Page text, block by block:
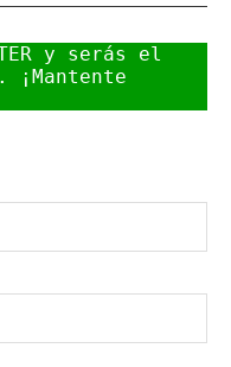
y serás el